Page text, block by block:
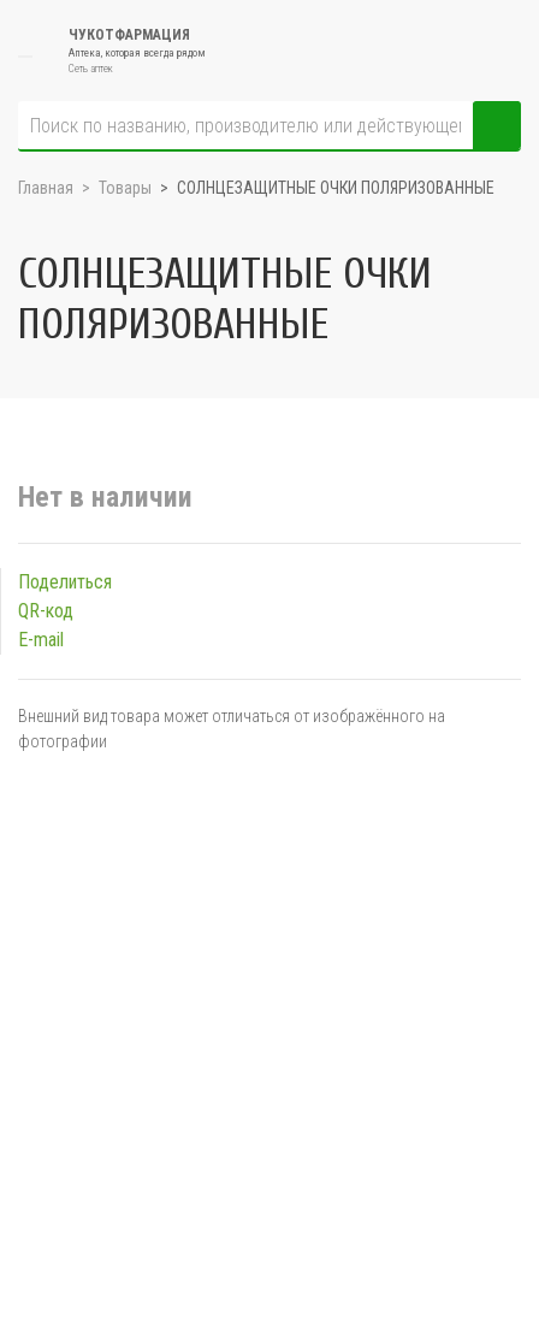
ЧУКОТФАРМАЦИЯ
Аптека, которая всегда рядом
Сеть аптек
Главная Товары СОЛНЦЕЗАЩИТНЫЕ ОЧКИ ПОЛЯРИЗОВАННЫЕ
СОЛНЦЕЗАЩИТНЫЕ ОЧКИ
ПОЛЯРИЗОВАННЫЕ
Нет в наличии
Поделиться
QR-код
E-mail
Внешний вид товара может отличаться от изображённого на
фотографии